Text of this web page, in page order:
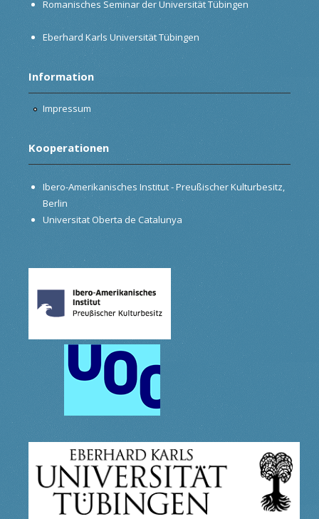
Romanisches Seminar der Universität Tübingen
Eberhard Karls Universität Tübingen
Information
Impressum
Kooperationen
Ibero-Amerikanisches Institut - Preußischer Kulturbesitz,
Berlin
Universitat Oberta de Catalunya